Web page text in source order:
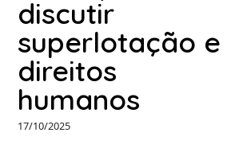
discutir
superlotação e
direitos
humanos
17/10/2025